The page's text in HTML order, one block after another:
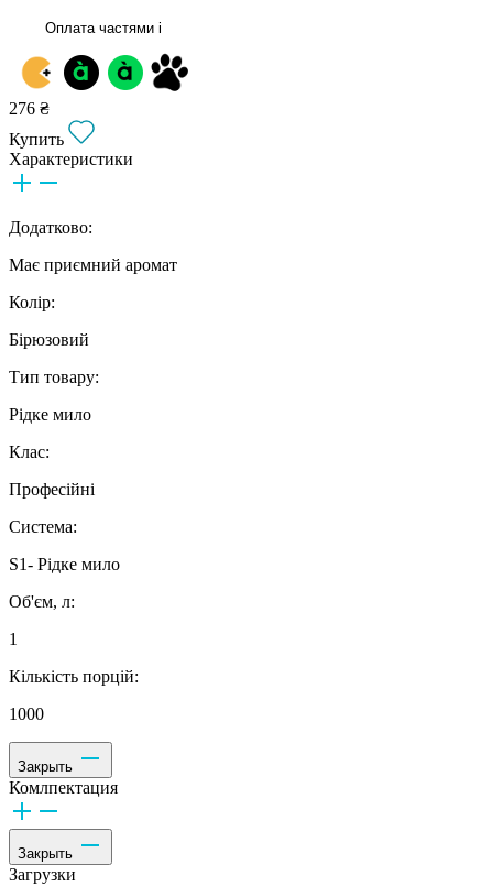
Оплата частями i
276 ₴
Купить
Характеристики
Додатково:
Має приємний аромат
Колір:
Бірюзовий
Тип товару:
Рідке мило
Клас:
Професійні
Система:
S1- Рідке мило
Об'єм, л:
1
Кількість порцій:
1000
Закрыть
Комлпектация
Закрыть
Загрузки